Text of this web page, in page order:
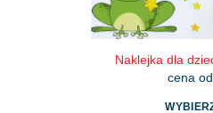
Naklejka dla
cena